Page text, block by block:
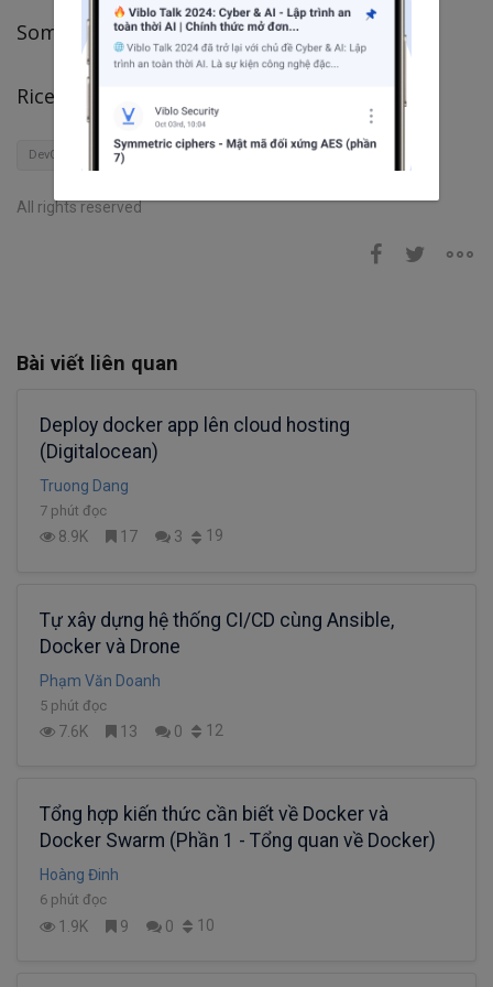
Somewhere, xx-xx-20xx
Rice
DevOps containers
All rights reserved
Bài viết liên quan
Deploy docker app lên cloud hosting
(Digitalocean)
Truong Dang
7 phút đọc
8.9K 17 3 19
Tự xây dựng hệ thống CI/CD cùng Ansible,
Docker và Drone
Phạm Văn Doanh
5 phút đọc
7.6K 13 0 12
Tổng hợp kiến thức cần biết về Docker và
Docker Swarm (Phần 1 - Tổng quan về Docker)
Hoàng Đinh
6 phút đọc
1.9K 9 0 10